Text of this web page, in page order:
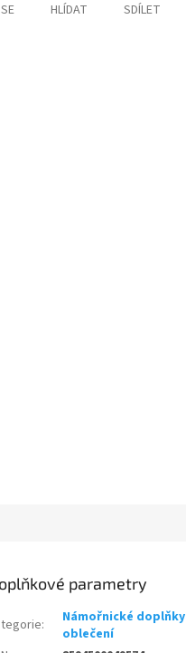
HLÍDAT SDÍLET
parametry
:
Námořnické doplňky
oblečení